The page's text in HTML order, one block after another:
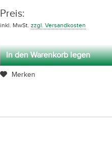
Preis:
inkl. MwSt.zzgl. Versandkosten
In den Warenkorb legen
Merken